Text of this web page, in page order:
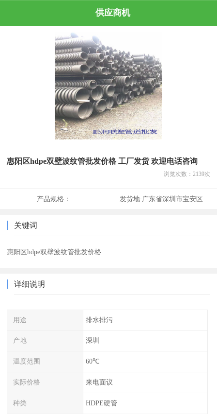
供应商机
惠阳区hdpe双壁波纹管批发价格 工厂发货 欢迎电话咨询
浏览次数： 2139次
产品规格： 发货地:广东省深圳市宝安区
关键词
惠阳区hdpe双壁波纹管批发价格
详细说明
用途 排水排污
产地 深圳
温度范围 60℃
实际价格 来电面议
种类 HDPE硬管